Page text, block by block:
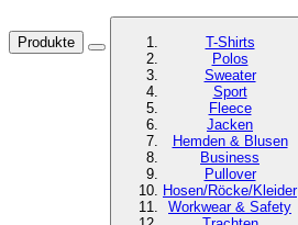
Produkte
T-Shirts
Polos
Sweater
Sport
Fleece
Jacken
Hemden & Blusen
Business
Pullover
Hosen/Röcke/Kleider
Workwear & Safety